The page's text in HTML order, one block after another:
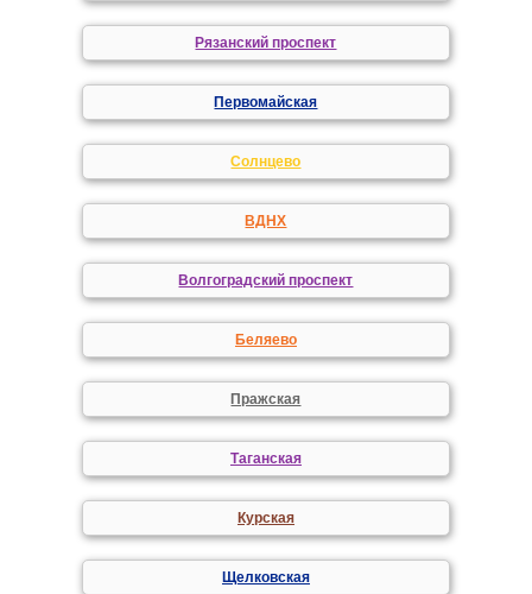
Рязанский проспект
Первомайская
Солнцево
ВДНХ
Волгоградский проспект
Беляево
Пражская
Таганская
Курская
Щелковская